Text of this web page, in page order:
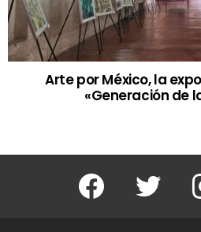
Arte por México, la
«Generación de
Facebook Twitter